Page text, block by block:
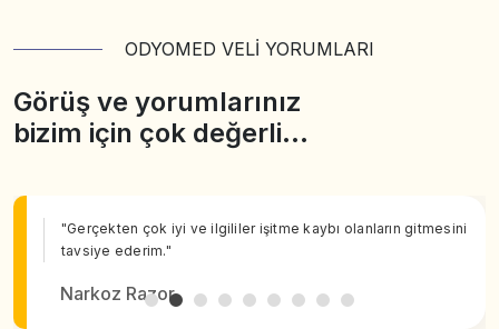
ODYOMED VELİ YORUMLARI
Görüş ve yorumlarınız
bizim için çok değerli…
"Gerçekten çok iyi ve ilgililer işitme kaybı olanların gitmesini
tavsiye ederim."
Narkoz Razor